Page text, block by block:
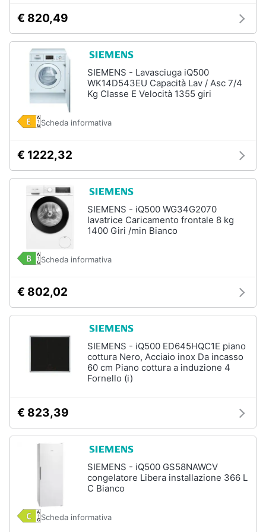
€ 820,49
SIEMENS - Lavasciuga iQ500
WK14D543EU Capacità Lav / Asc 7/4
Kg Classe E Velocità 1355 giri
Scheda informativa
€ 1222,32
SIEMENS - iQ500 WG34G2070
lavatrice Caricamento frontale 8 kg
1400 Giri /min Bianco
Scheda informativa
€ 802,02
SIEMENS - iQ500 ED645HQC1E piano
cottura Nero, Acciaio inox Da incasso
60 cm Piano cottura a induzione 4
Fornello (i)
€ 823,39
SIEMENS - iQ500 GS58NAWCV
congelatore Libera installazione 366 L
C Bianco
Scheda informativa